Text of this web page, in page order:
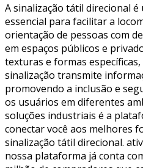
A sinalização tátil direcional é
essencial para facilitar a
orientação de pessoas com
em espaços públicos e
texturas e formas
sinalização transmite
promovendo a inclusão e
os usuários em diferentes
soluções industriais é a
conectar você aos melhores
sinalização tátil direcional.
nossa plataforma já conta